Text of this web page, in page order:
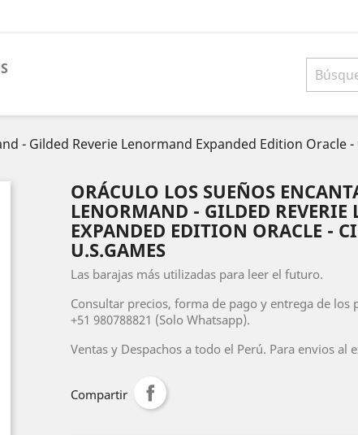
- Gilded Reverie Lenormand Expanded Edition Oracle
ORÁCULO LOS SUEÑOS
LENORMAND - GILDED REVERIE
EXPANDED EDITION ORACLE -
U.S.GAMES
Las barajas más utilizadas para leer el futuro.
Consultar precios, forma de pago y entrega de los
+51 980788821 (Solo Whatsapp).
Ventas y Despachos a todo el Perú. Para envios al
Compartir